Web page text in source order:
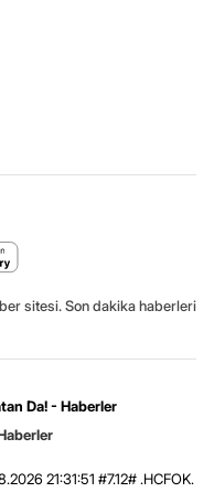
sitesi. Son dakika haberleri
Da! - Haberler
21:31:51 #7.12# .HCFOK.